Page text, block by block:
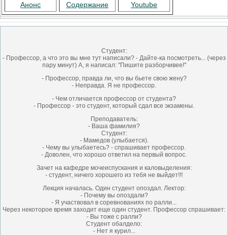
Анонс Содержание Youtube
Студент:
- Профессор, а что это вы мне тут написали? - Дайте-ка посмотреть... (через
пару минут) А, я написал: "Пишите разборчивее!"
- Профессор, правда ли, что вы бьете свою жену?
- Неправда. Я не профессор.
- Чем отличается профессор от студента?
- Профессор - это студент, который сдал все экзамены.
Преподаватель:
- Ваша фамилия?
Студент:
- Мамедов (улыбается).
- Чему вы улыбаетесь? - спрашивает профессор.
- Доволен, что хорошо ответил на первый вопрос.
Зачет на кафедре мочеиспускания и каловыделения:
- студент, ничего хорошего из тебя не выйдет!!!
Лекция началась. Один студент опоздал. Лектор:
- Почему вы опоздали?
- Я участвовал в соревнованиях по ралли...
Через некоторое время заходит еще один студент. Профессор спрашивает:
- Вы тоже с ралли?
Студент обалдело:
- Нет я курил...